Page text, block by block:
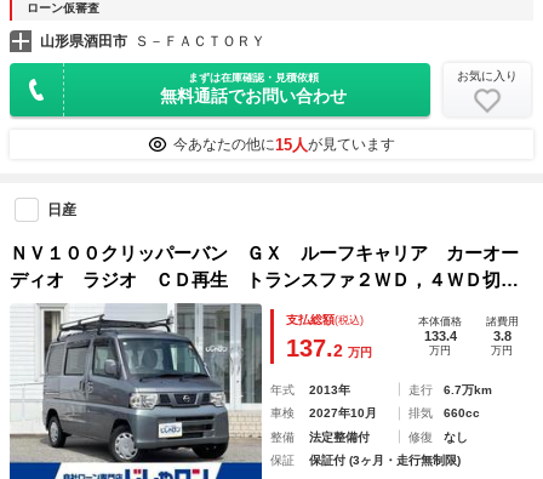
ローン仮審査
山形県酒田市 Ｓ－ＦＡＣＴＯＲＹ
まずは在庫確認・見積依頼
無料通話でお問い合わせ
お気に入り
今あなたの他に15人が見ています
日産
ＮＶ１００クリッパーバン ＧＸ ルーフキャリア カーオー
ディオ ラジオ ＣＤ再生 トランスファ２ＷＤ，４ＷＤ切り
替え ５速ＭＴ車 前席パワーウィンドウ ハロゲンヘッドラ
イト リモコンキー 保証書
支払総額(税込)
137.2 万円
本体価格
133.4
万円
諸費用
3.8
万円
年式 2013年 走行
6.7万km
車検
2027年10月 排気
660cc
整備
法定整備付 修復
なし
保証
保証付 (3ヶ月・走行無制限)